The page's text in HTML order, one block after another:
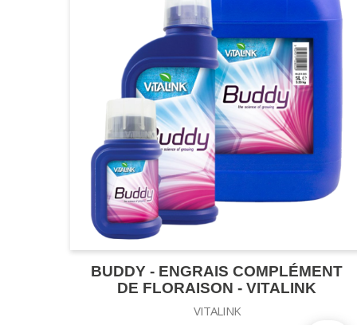
BUDDY - ENGRAIS COMPLÉMENT
DE FLORAISON - VITALINK
VITALINK